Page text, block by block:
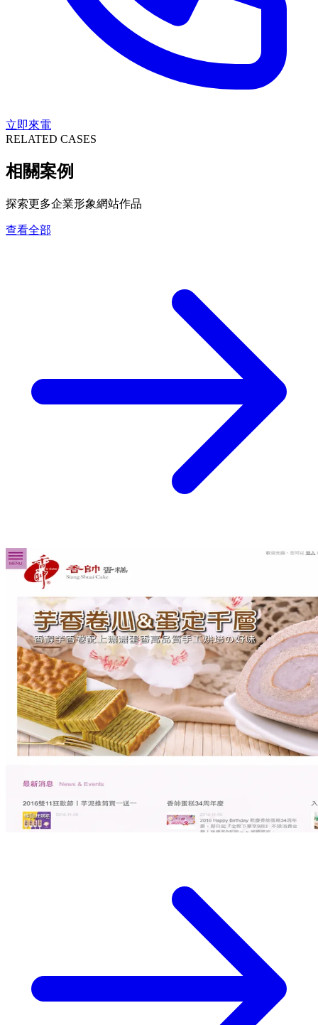
立即來電
RELATED CASES
相關案例
探索更多企業形象網站作品
查看全部